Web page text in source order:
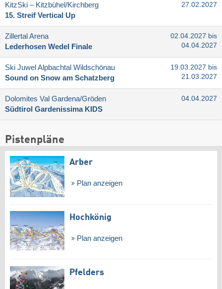
KitzSki – Kitzbühel/​Kirchberg
15. Streif Vertical Up
27.02.2027
Zillertal Arena
Lederhosen Wedel Finale
02.04.2027 bis
04.04.2027
Ski Juwel Alpbachtal Wildschönau
Sound on Snow am Schatzberg
19.03.2027 bis
21.03.2027
Dolomites Val Gardena/​Gröden
Südtirol Gardenissima KIDS
04.04.2027
Pistenpläne
Arber
Plan anzeigen
Hochkönig
Plan anzeigen
Pfelders